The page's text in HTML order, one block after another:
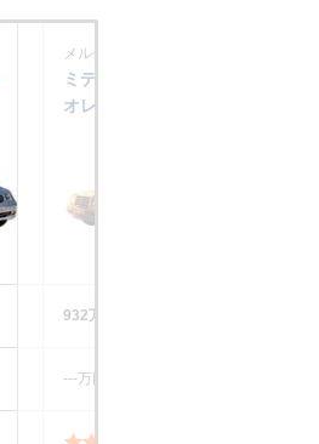
メルセデス・ベンツ
ミディアムクラスカブリ
オレ
932万円
‐‐‐万円